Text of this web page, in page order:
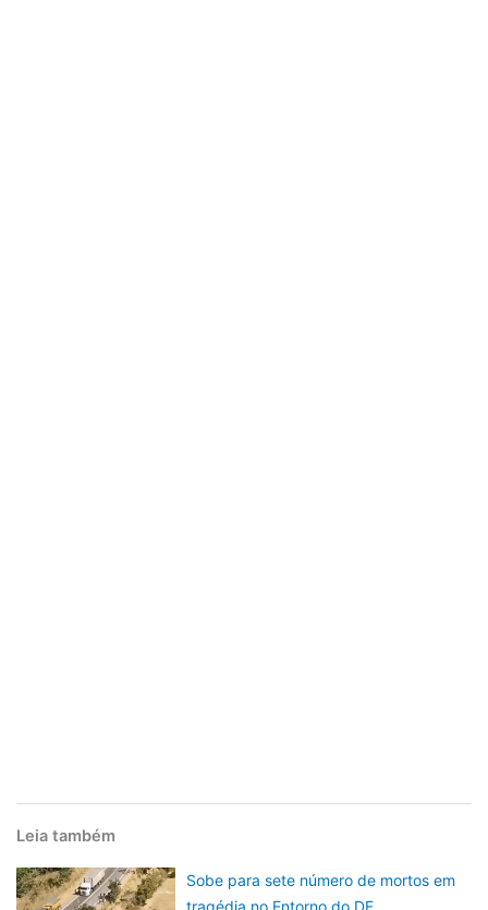
Leia também
Sobe para sete número de mortos em
tragédia no Entorno do DF